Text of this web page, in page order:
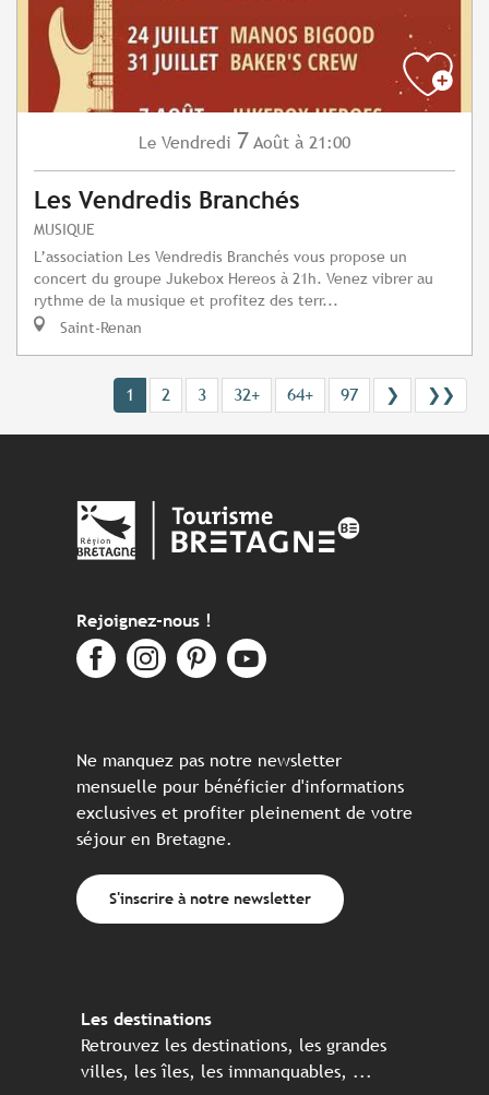
Le Vendredi 7 Août à 21:00
Les Vendredis Branchés
MUSIQUE
L’association Les Vendredis Branchés vous propose un
concert du groupe Jukebox Hereos à 21h. Venez vibrer au
rythme de la musique et profitez des terr...
Saint-Renan
1 2 3 32+ 64+ 97 ❯ ❯❯
Rejoignez-nous !
Ne manquez pas notre newsletter
mensuelle pour bénéficier d'informations
exclusives et profiter pleinement de votre
séjour en Bretagne.
S'inscrire à notre newsletter
Les destinations
Retrouvez les destinations, les grandes
villes, les îles, les immanquables, ...